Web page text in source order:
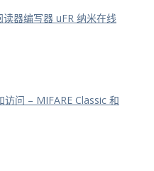
读器编写器 uFR 纳米在线
访问 – MIFARE Classic 和